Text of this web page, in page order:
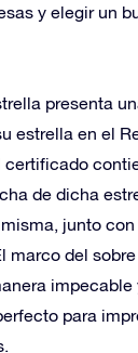
y elegir un
presenta
estrella en el
certificado
de dicha
junto
marco del
impecable
para